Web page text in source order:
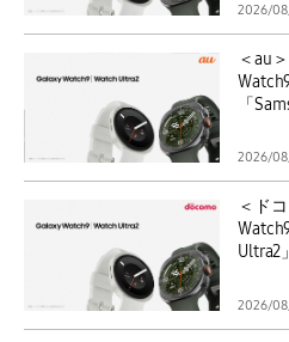
2026/
＜au
「
2026/
＜ド
Ultra2
2026/